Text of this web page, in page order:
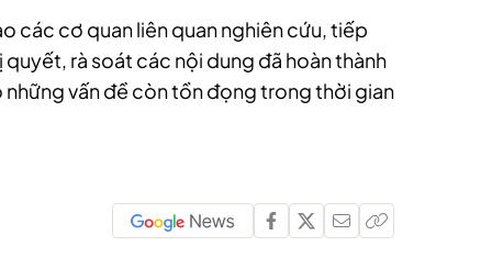
các cơ quan liên quan nghiên cứu, tiếp
rà soát các nội dung đã hoàn thành
vấn đề còn tồn đọng trong thời gian